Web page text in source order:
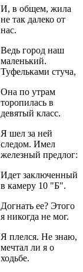
И, в общем, жила
не так далеко от
нас.
Ведь город наш
маленький.
Туфельками стуча,
Она по утрам
торопилась в
девятый класс.
Я шел за ней
следом. Имел
железный предлог:
Идет заключенный
в камеру 10 "Б".
Догнать ее? Этого
я никогда не мог.
Я плелся. Не знаю,
мечтал ли я о
ходьбе.